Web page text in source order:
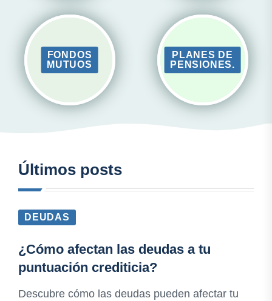
FONDOS
MUTUOS
PLANES DE
PENSIONES.
Últimos posts
DEUDAS
¿Cómo afectan las deudas a tu
puntuación crediticia?
Descubre cómo las deudas pueden afectar tu